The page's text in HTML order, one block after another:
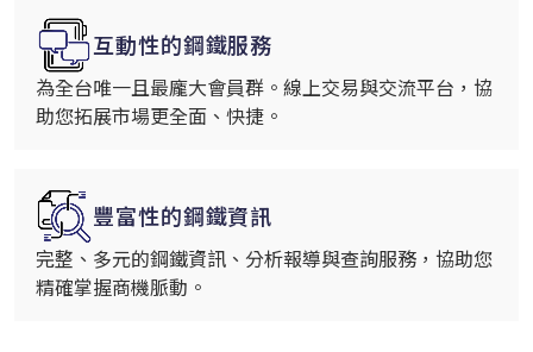
互動性的鋼鐵服務
為全台唯一且最龐大會員群。線上交易與交流平台，協
助您拓展市場更全面、快捷。
豐富性的鋼鐵資訊
完整、多元的鋼鐵資訊、分析報導與查詢服務，協助您
精確掌握商機脈動。